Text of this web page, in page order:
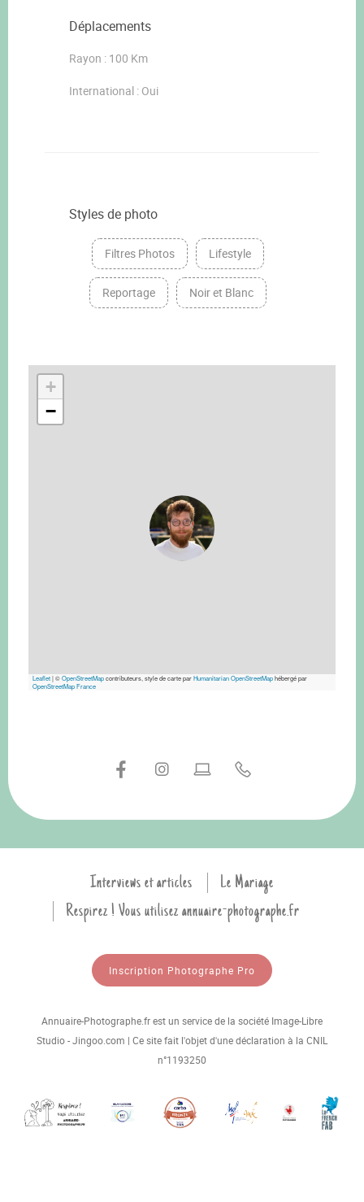
Déplacements
Rayon : 100 Km
International : Oui
Styles de photo
Filtres Photos Lifestyle
Reportage Noir et Blanc
+
−
Leaflet|©OpenStreetMapcontributeurs, style de carte parHumanitarian OpenStreetMaphébergé par
OpenStreetMap France
Interviews et articles
Le Mariage
Respirez ! Vous utilisez annuaire-photographe.fr
Inscription Photographe Pro
Annuaire-Photographe.fr est un service de la société Image-Libre
Studio - Jingoo.com | Ce site fait l'objet d'une déclaration à la CNIL
n°1193250